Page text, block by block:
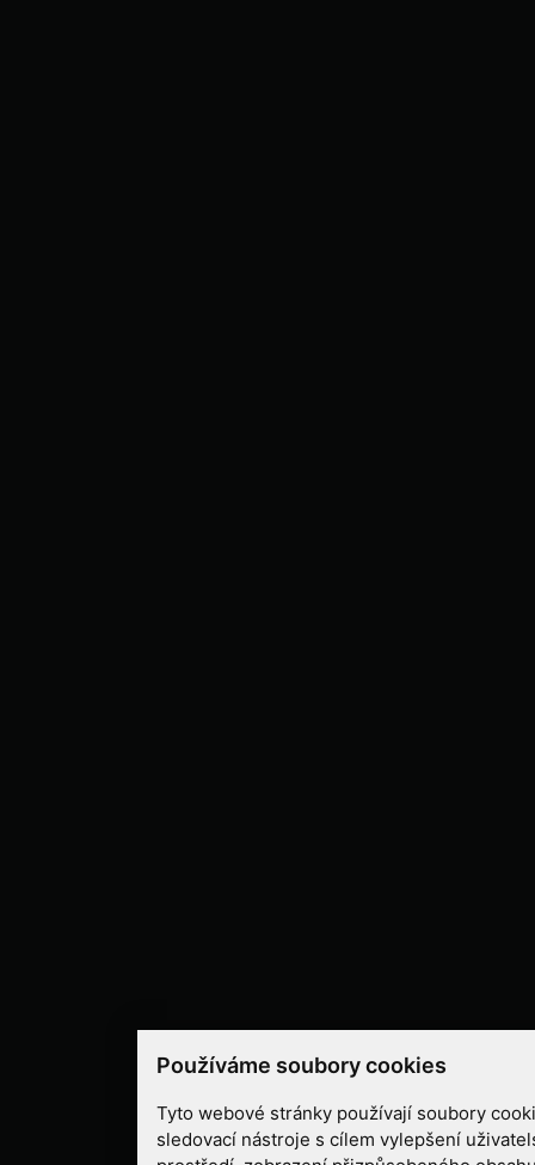
Používáme soubory cookies
Tyto webové stránky používají soubory
sledovací nástroje s cílem vylepšení